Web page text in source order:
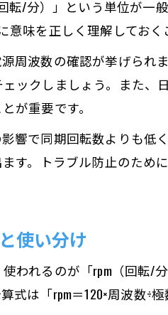
公式120を使ったモ
モーター回転数
回転数計算120は
モーター回転数 計
アプリを使った回転数
モーター回転数ア
アプリを使ったモ
回転数計測アプリ
回転数が速度やトルク
転/分）」という単位が一
意味を正しく理解しておく
周波数の確認が挙げら
ックしましょう。また、
が重要です。
響で同期回転数よりも
す。トラブル防止のた
使い分け
われるのが「rpm（回転/
は「rpm＝120×周波数÷極